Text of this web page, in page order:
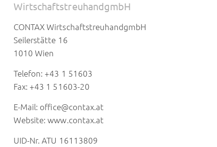
WirtschaftstreuhandgmbH
CONTAX WirtschaftstreuhandgmbH
Seilerstätte 16
1010 Wien
Telefon: +43 1 51603
Fax: +43 1 51603-20
E-Mail: office@contax.at
Website:www.contax.at
UID-Nr. ATU 16113809